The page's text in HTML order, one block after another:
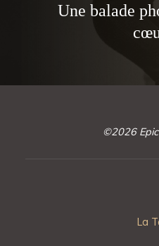
Une balade
©2026
La